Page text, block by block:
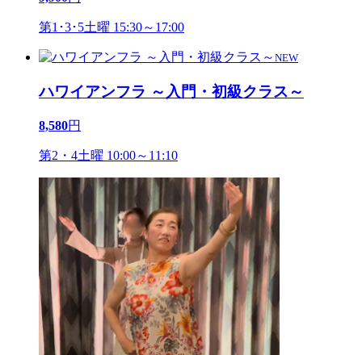
第1･3･5土曜 15:30～17:00
NEW
ハワイアンフラ ～入門・初級クラス～
8,580円
第2・4土曜 10:00～11:10